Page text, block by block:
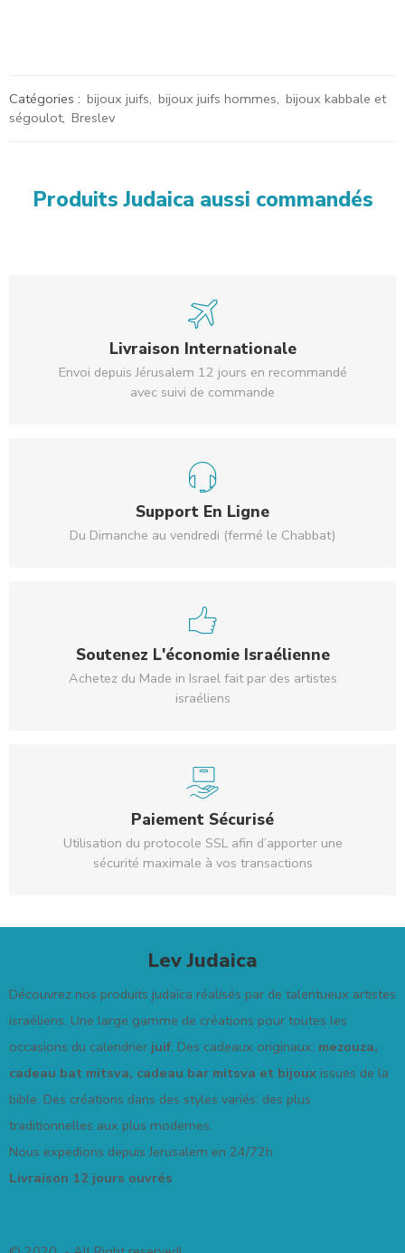
Catégories : bijoux juifs, bijoux juifs hommes, bijoux kabbale et
ségoulot, Breslev
Produits Judaica aussi commandés
Livraison Internationale
Envoi depuis Jérusalem 12 jours en recommandé
avec suivi de commande
Support En Ligne
Du Dimanche au vendredi (fermé le Chabbat)
Soutenez L'économie Israélienne
Achetez du Made in Israel fait par des artistes
israéliens
Paiement Sécurisé
Utilisation du protocole SSL afin d’apporter une
sécurité maximale à vos transactions
Lev Judaica
Découvrez nos produits judaïca réalisés par de talentueux artistes
israéliens. Une large gamme de créations pour toutes les
occasions du calendrier juif. Des cadeaux originaux: mezouza,
cadeau bat mitsva, cadeau bar mitsva et bijoux issues de la
bible. Des créations dans des styles variés: des plus
traditionnelles aux plus modernes.
Nous expedions depuis Jerusalem en 24/72h
Livraison 12 jours ouvrés